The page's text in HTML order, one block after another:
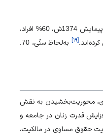
آمارهای چند دهۀ گذشته، نشانگر تحول اساسی در جایگاه زنان در جامعه و خانواده و کاهش اقتدار مردان است. در پیمایش 1374ش، 60% افراد،
[۱۹]
محوریت‏‌بخشیدن به نقش
قدرت زنان در جامعه و
حقوق مساوی در مالکیت،